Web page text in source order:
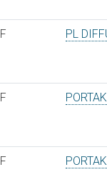
F PL
F
F